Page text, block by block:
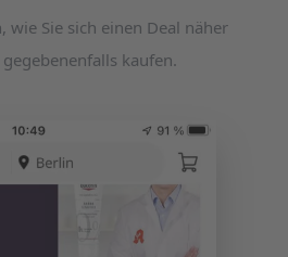
wie Sie sich einen Deal näher
kaufen.